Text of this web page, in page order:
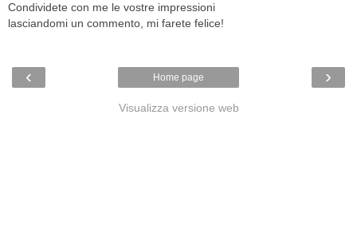
Condividete con me le vostre impressioni
lasciandomi un commento, mi farete felice!
‹ ›
Home page
Visualizza versione web